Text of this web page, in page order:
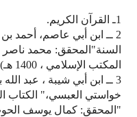
1ـ القرآن الكريم.
2 ــ ابن أبي عاصم، أحمد
المكتب الإسلامي ، 1400 هـ).
3 ــ ابن أبي شيبة ، عبد
خواستي العبسي،" الكتاب